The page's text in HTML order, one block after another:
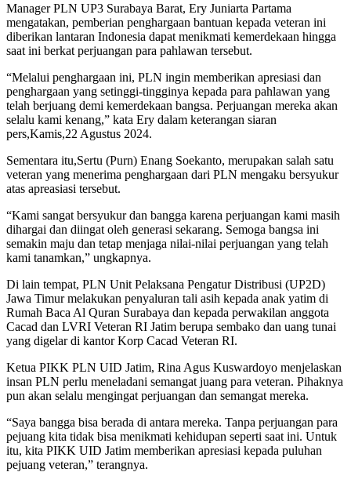
Manager PLN UP3 Surabaya Barat, Ery Juniarta Partama
mengatakan, pemberian penghargaan bantuan kepada veteran ini
diberikan lantaran Indonesia dapat menikmati kemerdekaan hingga
saat ini berkat perjuangan para pahlawan tersebut.
“Melalui penghargaan ini, PLN ingin memberikan apresiasi dan
penghargaan yang setinggi-tingginya kepada para pahlawan yang
telah berjuang demi kemerdekaan bangsa. Perjuangan mereka akan
selalu kami kenang,” kata Ery dalam keterangan siaran
pers,Kamis,22 Agustus 2024.
Sementara itu,Sertu (Purn) Enang Soekanto, merupakan salah satu
veteran yang menerima penghargaan dari PLN mengaku bersyukur
atas apreasiasi tersebut.
“Kami sangat bersyukur dan bangga karena perjuangan kami masih
dihargai dan diingat oleh generasi sekarang. Semoga bangsa ini
semakin maju dan tetap menjaga nilai-nilai perjuangan yang telah
kami tanamkan,” ungkapnya.
Di lain tempat, PLN Unit Pelaksana Pengatur Distribusi (UP2D)
Jawa Timur melakukan penyaluran tali asih kepada anak yatim di
Rumah Baca Al Quran Surabaya dan kepada perwakilan anggota
Cacad dan LVRI Veteran RI Jatim berupa sembako dan uang tunai
yang digelar di kantor Korp Cacad Veteran RI.
Ketua PIKK PLN UID Jatim, Rina Agus Kuswardoyo menjelaskan
insan PLN perlu meneladani semangat juang para veteran. Pihaknya
pun akan selalu mengingat perjuangan dan semangat mereka.
“Saya bangga bisa berada di antara mereka. Tanpa perjuangan para
pejuang kita tidak bisa menikmati kehidupan seperti saat ini. Untuk
itu, kita PIKK UID Jatim memberikan apresiasi kepada puluhan
pejuang veteran,” terangnya.